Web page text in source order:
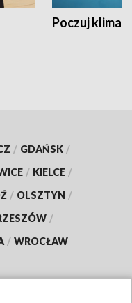
Poczuj klimat
/ GDAŃSK /
/ KIELCE /
/ OLSZTYN /
/
/ WROCŁAW